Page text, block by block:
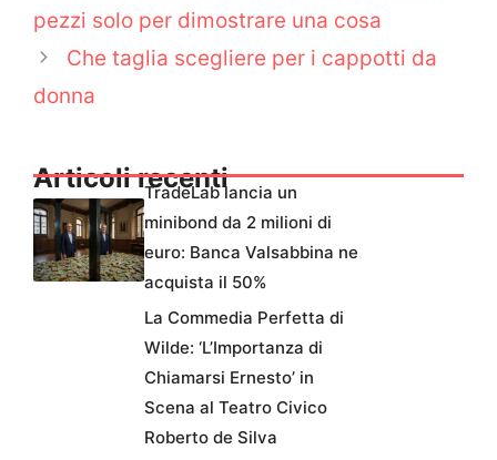
pezzi solo per dimostrare una cosa
Che taglia scegliere per i cappotti da
donna
Articoli recenti
TradeLab lancia un
minibond da 2 milioni di
euro: Banca Valsabbina ne
acquista il 50%
La Commedia Perfetta di
Wilde: ‘L’Importanza di
Chiamarsi Ernesto’ in
Scena al Teatro Civico
Roberto de Silva